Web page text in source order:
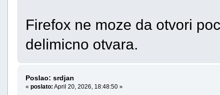
Firefox ne moze da otvori
delimicno otvara.
Poslao: srdjan
« poslato: April 20, 2026, 18:48:50 »